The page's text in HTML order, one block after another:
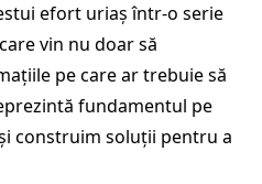
efort uriaș într-o serie
vin nu doar să
pe care ar trebuie să
fundamentul pe
construim soluții pentru a